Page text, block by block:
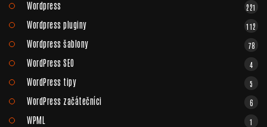
Wordpress 221
Wordpress pluginy 112
Wordpress šablony 78
WordPress SEO 4
WordPress tipy 5
WordPress začátečníci 6
WPML 1